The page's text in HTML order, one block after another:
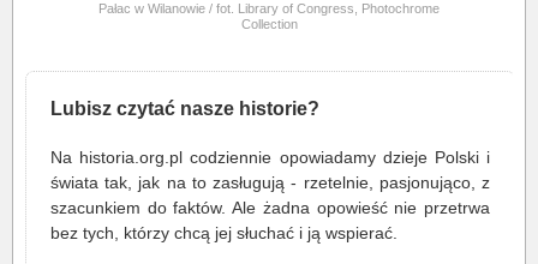
Pałac w Wilanowie / fot. Library of Congress, Photochrome
Collection
Lubisz czytać nasze historie?
Na historia.org.pl codziennie opowiadamy dzieje Polski i
świata tak, jak na to zasługują - rzetelnie, pasjonująco, z
szacunkiem do faktów. Ale żadna opowieść nie przetrwa
bez tych, którzy chcą jej słuchać i ją wspierać.